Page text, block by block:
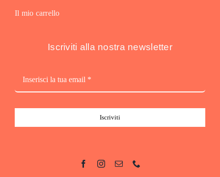
Il mio carrello
Iscriviti alla nostra newsletter
Iscriviti